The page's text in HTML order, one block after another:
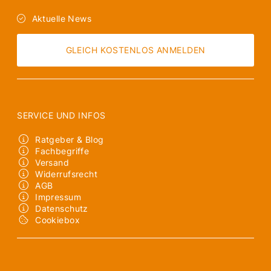
Aktuelle News
GLEICH KOSTENLOS ANMELDEN
SERVICE UND INFOS
Ratgeber & Blog
Fachbegriffe
Versand
Widerrufsrecht
AGB
Impressum
Datenschutz
Cookiebox